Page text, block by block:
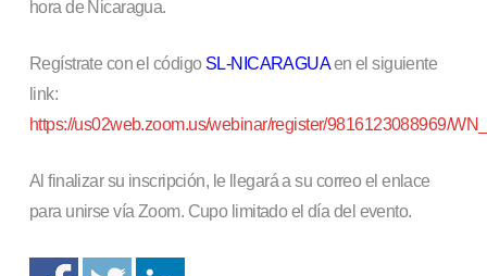
hora de Nicaragua.
Regístrate con el código SL-NICARAGUAen el siguiente
link:
https://us02web.zoom.us/webinar/register/9816123088969/
Al finalizar su inscripción, le llegará a su correo el enlace
para unirse vía Zoom. Cupo limitado el día del evento.